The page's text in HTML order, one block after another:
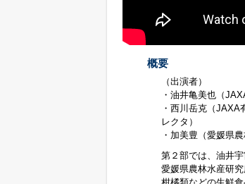
概要
（出演者）
・油井亀美也（
・西川岳克（
レクタ）
・加美豊（愛媛県
第２部では、油井
愛媛県農林水産研